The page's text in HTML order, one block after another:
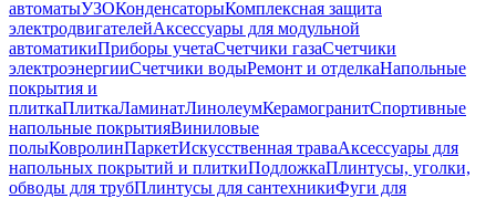
автоматыУЗОКонденсаторыКомплексная защита
электродвигателейАксессуары для модульной
автоматикиПриборы учетаСчетчики газаСчетчики
электроэнергииСчетчики водыРемонт и отделкаНапольные
покрытия и
плиткаПлиткаЛаминатЛинолеумКерамогранитСпортивные
напольные покрытияВиниловые
полыКовролинПаркетИскусственная траваАксессуары для
напольных покрытий и плиткиПодложкаПлинтусы, уголки,
обводы для трубПлинтусы для сантехникиФуги для